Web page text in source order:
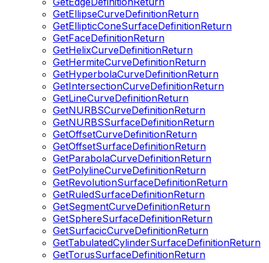
GetEllipseCurveDefinitionReturn
GetEllipticConeSurfaceDefinitionReturn
GetFaceDefinitionReturn
GetHelixCurveDefinitionReturn
GetHermiteCurveDefinitionReturn
GetHyperbolaCurveDefinitionReturn
GetIntersectionCurveDefinitionReturn
GetLineCurveDefinitionReturn
GetNURBSCurveDefinitionReturn
GetNURBSSurfaceDefinitionReturn
GetOffsetCurveDefinitionReturn
GetOffsetSurfaceDefinitionReturn
GetParabolaCurveDefinitionReturn
GetPolylineCurveDefinitionReturn
GetRevolutionSurfaceDefinitionReturn
GetRuledSurfaceDefinitionReturn
GetSegmentCurveDefinitionReturn
GetSphereSurfaceDefinitionReturn
GetSurfacicCurveDefinitionReturn
GetTabulatedCylinderSurfaceDefinitionReturn
GetTorusSurfaceDefinitionReturn